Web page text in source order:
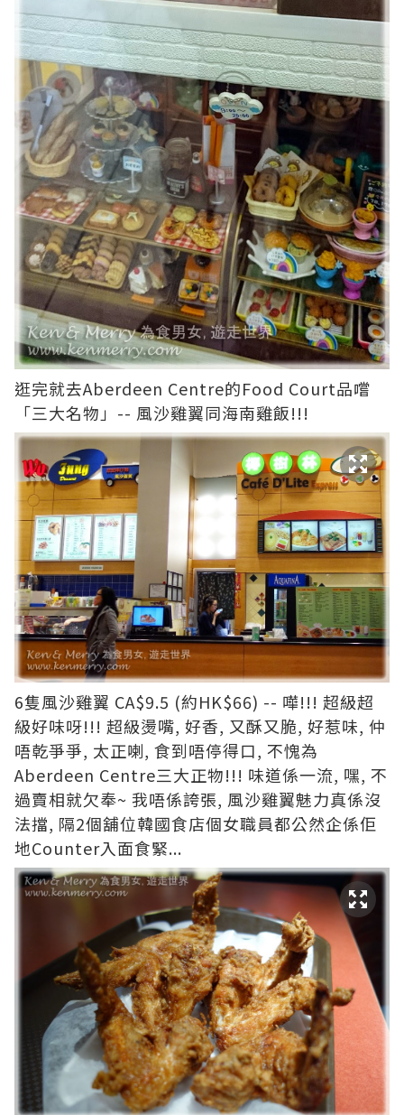
逛完就去Aberdeen Centre的Food Court品嚐
「三大名物」-- 風沙雞翼同海南雞飯!!!
6隻風沙雞翼 CA$9.5 (約HK$66) -- 嘩!!! 超級超
級好味呀!!! 超級燙嘴, 好香, 又酥又脆, 好惹味, 仲
唔乾爭爭, 太正喇, 食到唔停得口, 不愧為
Aberdeen Centre三大正物!!! 味道係一流, 嘿, 不
過賣相就欠奉~ 我唔係誇張, 風沙雞翼魅力真係沒
法擋, 隔2個舖位韓國食店個女職員都公然企係佢
地Counter入面食緊...